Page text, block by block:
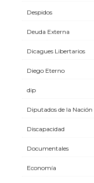
Despidos
Deuda Externa
Dicagues Libertarios
Diego Eterno
dip
Diputados de la Nación
Discapacidad
Documentales
Economía